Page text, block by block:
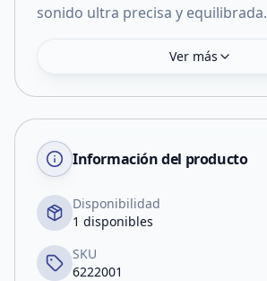
sonido ultra precisa y equilibrada.
Ver más
Información del producto
Disponibilidad
1 disponibles
SKU
6222001